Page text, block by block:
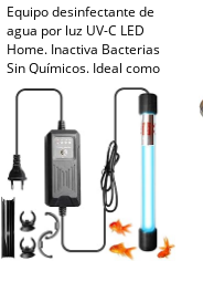
Equipo desinfectante de
agua por luz UV-C LED
Home. Inactiva Bacterias
Sin Químicos. Ideal como
Complemento a Sistemas
Inversa o Pequeños
Depósitos. Bbagua.